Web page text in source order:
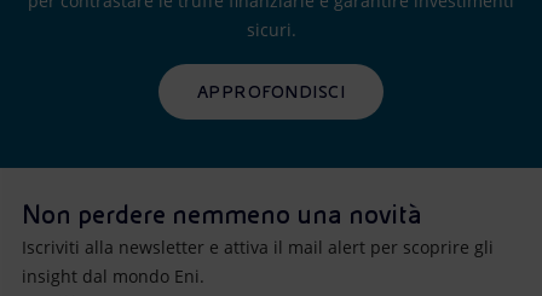
sicuri.
APPROFONDISCI
Non perdere nemmeno una novità
Iscriviti alla newsletter e attiva il mail alert per scoprire gli
insight dal mondo Eni.